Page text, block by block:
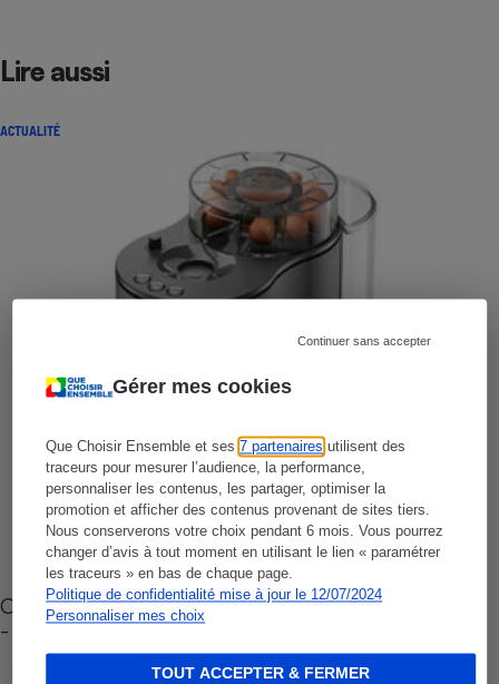
Gérer mes cookies
Que Choisir Ensemble et ses7 partenaires utilisent des
traceurs pour mesurer l’audience, la performance,
personnaliser les contenus, les partager, optimiser la
promotion et afficher des contenus provenant de sites tiers.
Nous conserverons votre choix pendant 6 mois. Vous pourrez
changer d’avis à tout moment en utilisant le lien « paramétrer
les traceurs » en bas de chaque page.
Politique de confidentialité mise à jour le 12/07/2024
Personnaliser mes choix
Continuer sans accepter
TOUT ACCEPTER & FERMER
Lire aussi
ACTUALITÉ
Cafetière à capsules zéro déchet CoffeeB (vidéo)
- Premières impressions